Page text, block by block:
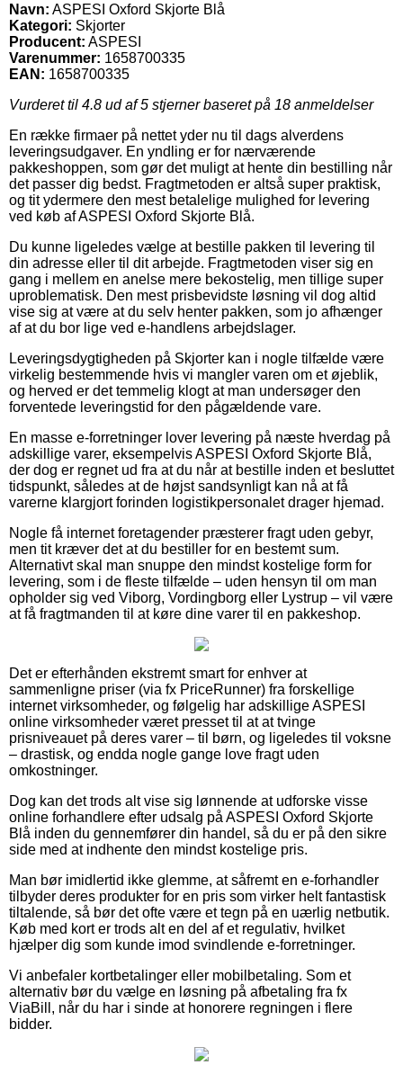
Navn: ASPESI Oxford Skjorte Blå
Kategori: Skjorter
Producent: ASPESI
Varenummer: 1658700335
EAN: 1658700335
Vurderet til 4.8 ud af 5 stjerner baseret på 18 anmeldelser
En række firmaer på nettet yder nu til dags alverdens
leveringsudgaver. En yndling er for nærværende
pakkeshoppen, som gør det muligt at hente din bestilling når
det passer dig bedst. Fragtmetoden er altså super praktisk,
og tit ydermere den mest betalelige mulighed for levering
ved køb af ASPESI Oxford Skjorte Blå.
Du kunne ligeledes vælge at bestille pakken til levering til
din adresse eller til dit arbejde. Fragtmetoden viser sig en
gang i mellem en anelse mere bekostelig, men tillige super
uproblematisk. Den mest prisbevidste løsning vil dog altid
vise sig at være at du selv henter pakken, som jo afhænger
af at du bor lige ved e-handlens arbejdslager.
Leveringsdygtigheden på Skjorter kan i nogle tilfælde være
virkelig bestemmende hvis vi mangler varen om et øjeblik,
og herved er det temmelig klogt at man undersøger den
forventede leveringstid for den pågældende vare.
En masse e-forretninger lover levering på næste hverdag på
adskillige varer, eksempelvis ASPESI Oxford Skjorte Blå,
der dog er regnet ud fra at du når at bestille inden et besluttet
tidspunkt, således at de højst sandsynligt kan nå at få
varerne klargjort forinden logistikpersonalet drager hjemad.
Nogle få internet foretagender præsterer fragt uden gebyr,
men tit kræver det at du bestiller for en bestemt sum.
Alternativt skal man snuppe den mindst kostelige form for
levering, som i de fleste tilfælde – uden hensyn til om man
opholder sig ved Viborg, Vordingborg eller Lystrup – vil være
at få fragtmanden til at køre dine varer til en pakkeshop.
Det er efterhånden ekstremt smart for enhver at
sammenligne priser (via fx PriceRunner) fra forskellige
internet virksomheder, og følgelig har adskillige ASPESI
online virksomheder været presset til at at tvinge
prisniveauet på deres varer – til børn, og ligeledes til voksne
– drastisk, og endda nogle gange love fragt uden
omkostninger.
Dog kan det trods alt vise sig lønnende at udforske visse
online forhandlere efter udsalg på ASPESI Oxford Skjorte
Blå inden du gennemfører din handel, så du er på den sikre
side med at indhente den mindst kostelige pris.
Man bør imidlertid ikke glemme, at såfremt en e-forhandler
tilbyder deres produkter for en pris som virker helt fantastisk
tiltalende, så bør det ofte være et tegn på en uærlig netbutik.
Køb med kort er trods alt en del af et regulativ, hvilket
hjælper dig som kunde imod svindlende e-forretninger.
Vi anbefaler kortbetalinger eller mobilbetaling. Som et
alternativ bør du vælge en løsning på afbetaling fra fx
ViaBill, når du har i sinde at honorere regningen i flere
bidder.